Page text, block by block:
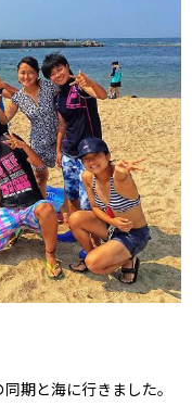
期と海に行きました。